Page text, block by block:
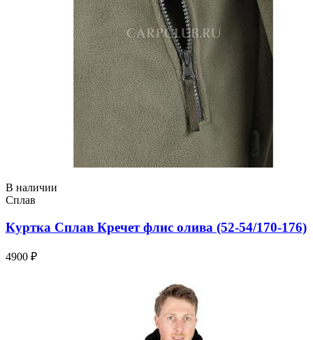
В наличии
Сплав
Куртка Сплав Кречет флис олива (52-54/170-176)
4900 ₽